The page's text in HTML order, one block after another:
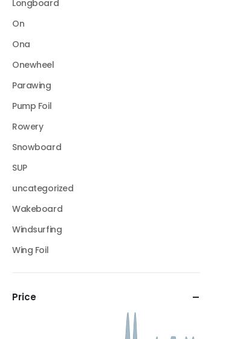
Longboard
On
Ona
Onewheel
Parawing
Pump Foil
Rowery
Snowboard
SUP
uncategorized
Wakeboard
Windsurfing
Wing Foil
Price